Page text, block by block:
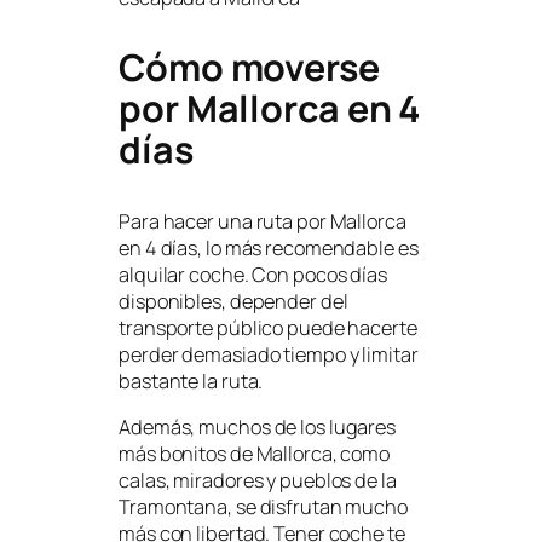
Cómo moverse
por Mallorca en 4
días
Para hacer una ruta por Mallorca
en 4 días, lo más recomendable es
alquilar coche. Con pocos días
disponibles, depender del
transporte público puede hacerte
perder demasiado tiempo y limitar
bastante la ruta.
Además, muchos de los lugares
más bonitos de Mallorca, como
calas, miradores y pueblos de la
Tramontana, se disfrutan mucho
más con libertad. Tener coche te